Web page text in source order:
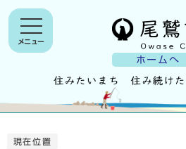
ホームへ
メニュー
現在位置